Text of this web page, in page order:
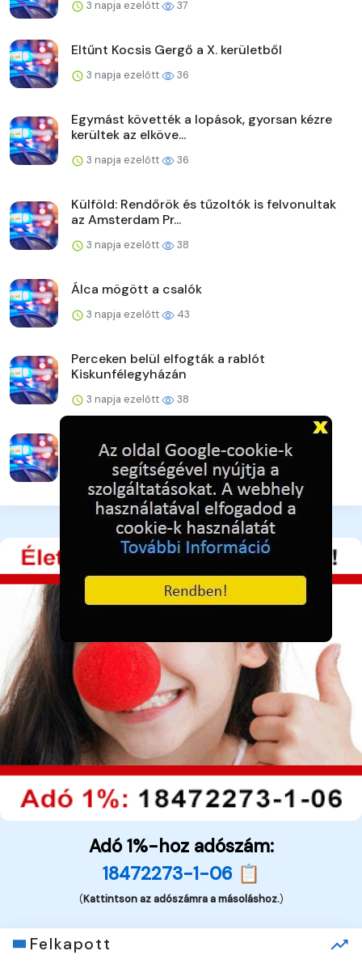
3 napja ezelőtt 37
Eltűnt Kocsis Gergő a X. kerületből
3 napja ezelőtt 36
Egymást követték a lopások, gyorsan kézre
kerültek az elköve...
3 napja ezelőtt 36
Külföld: Rendőrök és tűzoltók is felvonultak
az Amsterdam Pr...
3 napja ezelőtt 38
Álca mögött a csalók
3 napja ezelőtt 43
Perceken belül elfogták a rablót
Kiskunfélegyházán
3 napja ezelőtt 38
A lakat nem állta útját
3 napja ezelőtt 40
Adó 1%-hoz adószám:
18472273-1-06 📋
(Kattintson az adószámra a másoláshoz.)
Felkapott